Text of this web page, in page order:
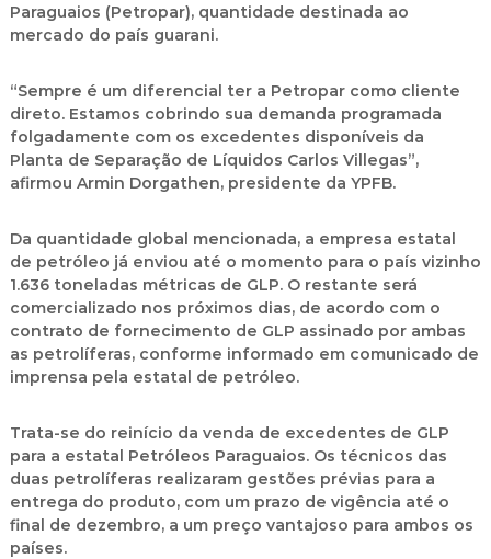
Paraguaios (Petropar), quantidade destinada ao
mercado do país guarani.
“Sempre é um diferencial ter a Petropar como cliente
direto. Estamos cobrindo sua demanda programada
folgadamente com os excedentes disponíveis da
Planta de Separação de Líquidos Carlos Villegas”,
afirmou Armin Dorgathen, presidente da YPFB.
Da quantidade global mencionada, a empresa estatal
de petróleo já enviou até o momento para o país vizinho
1.636 toneladas métricas de GLP. O restante será
comercializado nos próximos dias, de acordo com o
contrato de fornecimento de GLP assinado por ambas
as petrolíferas, conforme informado em comunicado de
imprensa pela estatal de petróleo.
Trata-se do reinício da venda de excedentes de GLP
para a estatal Petróleos Paraguaios. Os técnicos das
duas petrolíferas realizaram gestões prévias para a
entrega do produto, com um prazo de vigência até o
final de dezembro, a um preço vantajoso para ambos os
países.